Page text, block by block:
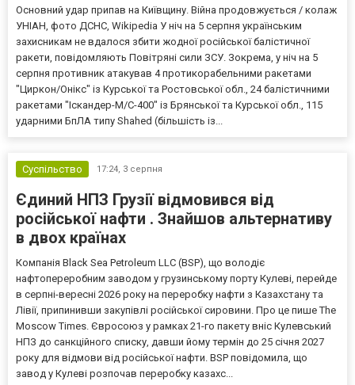
Основний удар припав на Київщину. Війна продовжується / колаж
УНІАН, фото ДСНС, Wikipedia У ніч на 5 серпня українським
захисникам не вдалося збити жодної російської балістичної
ракети, повідомляють Повітряні сили ЗСУ. Зокрема, у ніч на 5
серпня противник атакував 4 протикорабельними ракетами
"Циркон/Онікс" із Курської та Ростовської обл., 24 балістичними
ракетами "Іскандер-М/С-400" із Брянської та Курської обл., 115
ударними БпЛА типу Shahed (більшість із...
Суспільство 17:24, 3 серпня
Єдиний НПЗ Грузії відмовився від
російської нафти . Знайшов альтернативу
в двох країнах
Компанія Black Sea Petroleum LLC (BSP), що володіє
нафтопереробним заводом у грузинському порту Кулеві, перейде
в серпні-вересні 2026 року на переробку нафти з Казахстану та
Лівії, припинивши закупівлі російської сировини. Про це пише The
Moscow Times. Євросоюз у рамках 21-го пакету вніс Кулевський
НПЗ до санкційного списку, давши йому термін до 25 січня 2027
року для відмови від російської нафти. BSP повідомила, що
завод у Кулеві розпочав переробку казахс...